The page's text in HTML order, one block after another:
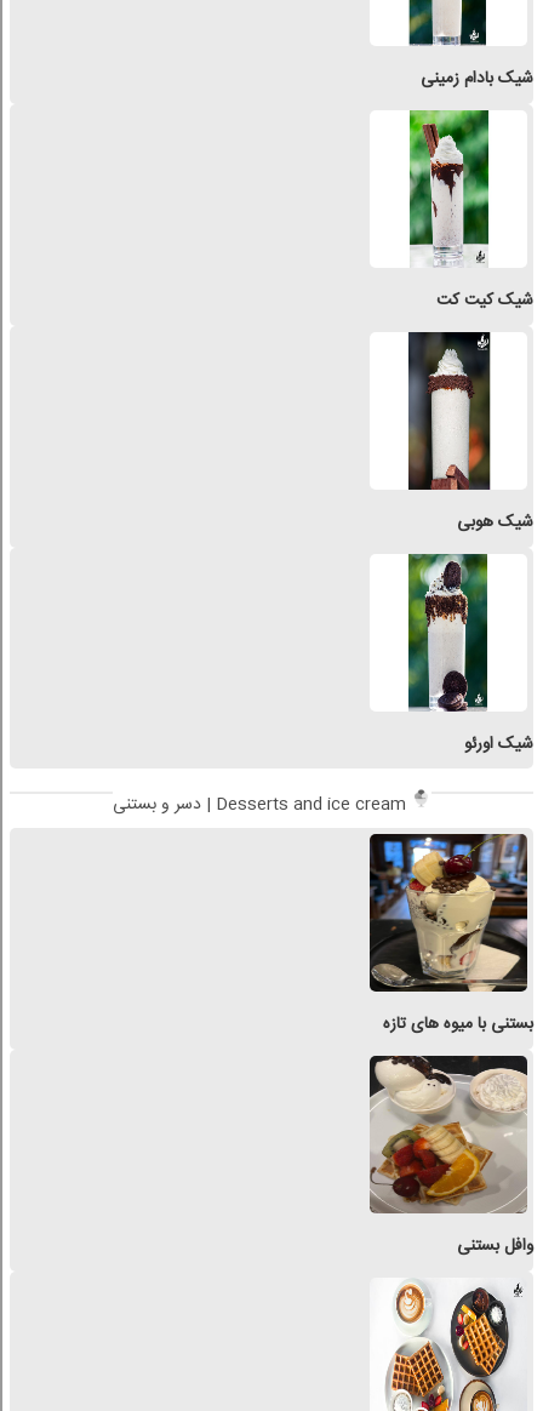
شیک بادام زمینی
شیک کیت کت
شیک هوبی
شیک اورئو
دسر و بستنی | Desserts and ice cream
بستنی با میوه های تازه
وافل بستنی